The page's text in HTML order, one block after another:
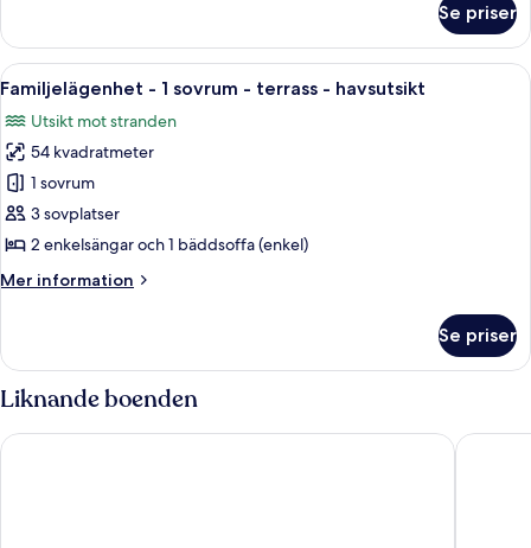
-
havsutsikt
(2
adults)
Superior
1
sovrum
-
terrass
havsutsikt
(2
adults)
Se priser
Öppna
alla
foton
för
Familjelägenhet
-
1
-
havsutsikt
Ett hotellrum med en säng, en tv,
14
Familjelägenhet - 1 sovrum - terrass - havsutsikt
Utsikt mot stranden
54 kvadratmeter
1 sovrum
3 sovplatser
2 enkelsängar och 1 bäddsoffa (enkel)
Mer information
Mer
-
1
sovrum
terrass
Se priser
Liknande boenden
Las Villas de Amadores Palm